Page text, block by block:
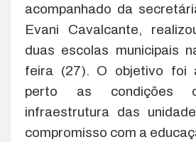
acompanhado da
Evani Cavalcante,
duas escolas municipais
feira (27). O objetivo foi
perto as condições
infraestrutura das
compromisso com a